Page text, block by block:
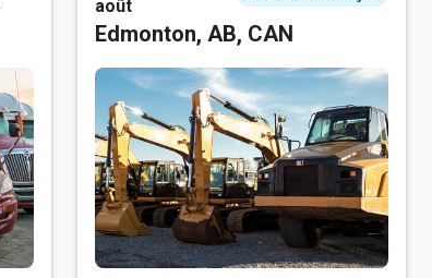
août
Edmonton, AB, CAN